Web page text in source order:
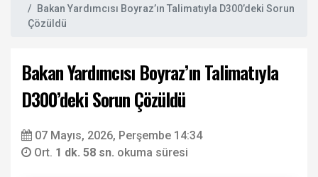
Bakan Yardımcısı Boyraz’ın Talimatıyla D300’deki Sorun
Çözüldü
Bakan Yardımcısı Boyraz’ın Talimatıyla
D300’deki Sorun Çözüldü
07 Mayıs, 2026, Perşembe 14:34
Ort. 1 dk. 58 sn. okuma süresi